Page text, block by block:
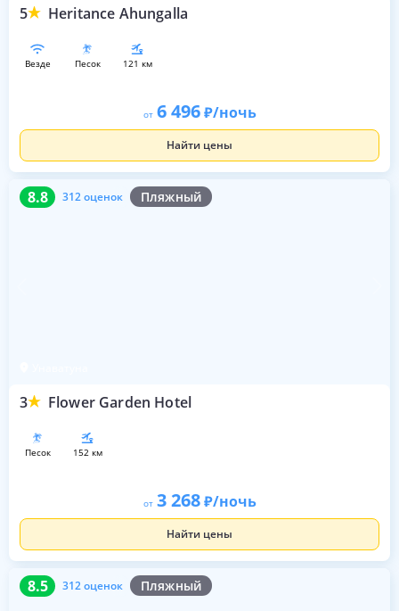
5 Heritance Ahungalla
везде песок 121 км
от 6 496 /ночь
Найти цены
8.8 312 оценок Пляжный
3 Flower Garden Hotel
8.8 312 оценок
песок 152 км
от 3 268 /ночь
Найти цены
8.5 312 оценок Пляжный
8.5 312 оценок